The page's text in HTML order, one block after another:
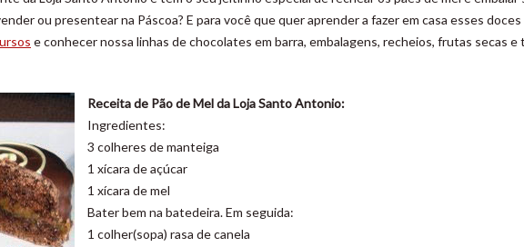
ou presentear na Páscoa? E para você que quer aprender a fazer em casa esses doces
e conhecer nossa linhas de chocolates em barra, embalagens, recheios, frutas secas e
Receita de Pão de Mel da Loja Santo Antonio:
Ingredientes:
3 colheres de manteiga
1 xícara de açúcar
1 xícara de mel
Bater bem na batedeira. Em seguida:
1 colher(sopa) rasa de canela